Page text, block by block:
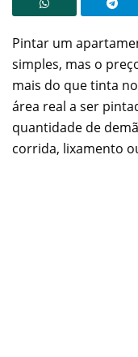
Pintar um
simples, mas o
mais do que tinta
área real a ser
quantidade de
corrida, lixamento